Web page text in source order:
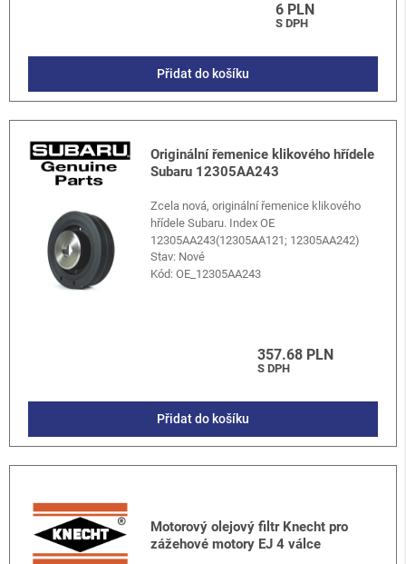
6 PLN
S DPH
Přidat do košíku
Originální řemenice klikového hřídele
Subaru 12305AA243
Zcela nová, originální řemenice klikového
hřídele Subaru. Index OE
12305AA243(12305AA121; 12305AA242)
Stav: Nové
Kód:OE_12305AA243
357.68 PLN
S DPH
Přidat do košíku
Motorový olejový filtr Knecht pro
zážehové motory EJ 4 válce